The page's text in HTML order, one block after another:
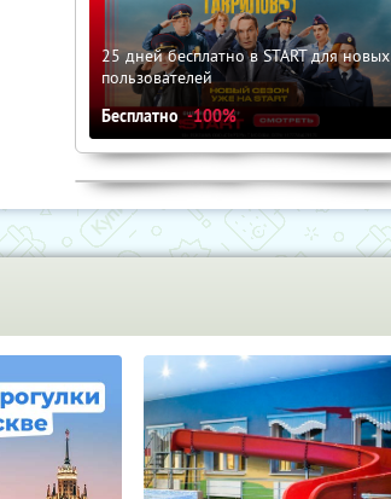
25 дней бесплатно в START для новых
пользователей
Бесплатно -100%